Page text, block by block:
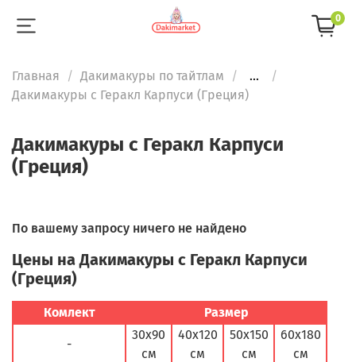
0
Главная Дакимакуры по тайтлам
...
Дакимакуры с Геракл Карпуси (Греция)
Дакимакуры с Геракл Карпуси
(Греция)
По вашему запросу ничего не найдено
Цены на Дакимакуры с Геракл Карпуси
(Греция)
Комлект Размер
-
30х90
см
40х120
см
50х150
см
60х180
см